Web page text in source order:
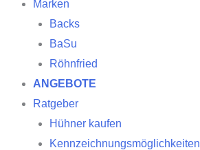
Marken
Backs
BaSu
Röhnfried
ANGEBOTE
Ratgeber
Hühner kaufen
Kennzeichnungsmöglichkeiten